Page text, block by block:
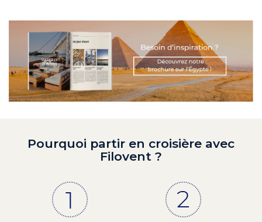
Pourquoi partir en croisière avec
Filovent ?